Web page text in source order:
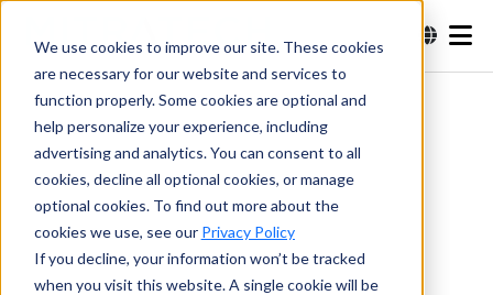
We use cookies to improve our site. These cookies
are necessary for our website and services to
function properly. Some cookies are optional and
help personalize your experience, including
advertising and analytics. You can consent to all
cookies, decline all optional cookies, or manage
optional cookies. To find out more about the
cookies we use, see our Privacy Policy
If you decline, your information won’t be tracked
when you visit this website. A single cookie will be
Buscar en
Buscar en